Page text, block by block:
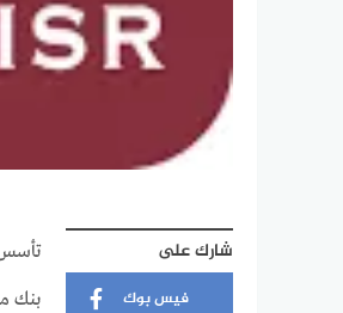
شارك على
فيس بوك
بنك